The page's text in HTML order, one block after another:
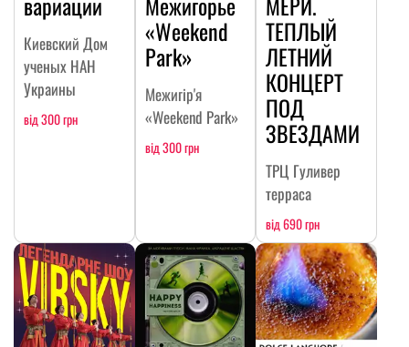
Киевский Дом
ученых НАН
Украины
від 300 грн
«Weekend
Park»
Межигір'я
«Weekend Park»
від 300 грн
ТЕПЛЫЙ
ЛЕТНИЙ
КОНЦЕРТ
ПОД
ЗВЕЗДАМИ
ТРЦ Гуливер
терраса
від 690 грн